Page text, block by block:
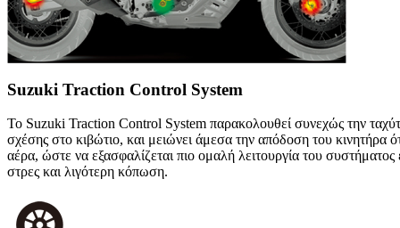
Suzuki Traction Control System
Το Suzuki Traction Control System παρακολουθεί συνεχώς την
σχέσης στο κιβώτιο, και μειώνει άμεσα την απόδοση του κινητήρα
αέρα, ώστε να εξασφαλίζεται πιο ομαλή λειτουργία του
στρες και λιγότερη κόπωση.